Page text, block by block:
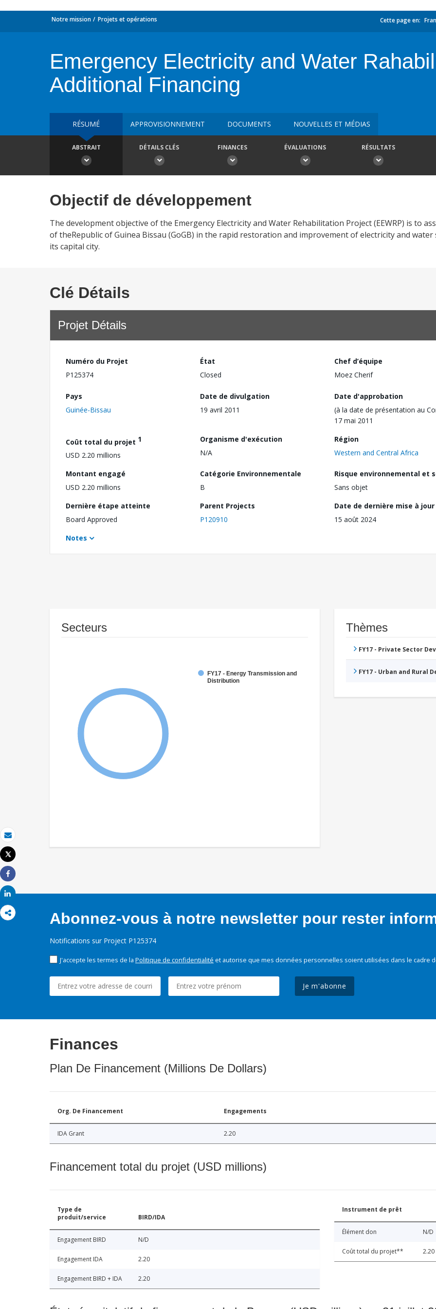
Email
Imprimer
Tweet
Share
Share
Notre mission Projets et opérations Cette page en:
Emergency Electricity and Water
Additional Financing
RÉSUMÉ APPROVISIONNEMENT DOCUMENTS NOUVELLES ET MÉDIAS
ABSTRAIT DÉTAILS CLÉS FINANCES ÉVALUATIONS RÉSULTATS
Objectif de développement
The development objective of the Emergency Electricity and Water Rehabilitation Project (EEWRP) is to
of theRepublic of Guinea Bissau (GoGB) in the rapid restoration and improvement of electricity and water
its capital city.
Clé Détails
Projet Détails
Numéro du Projet
P125374
État
Closed
Chef d’équipe
Moez Cherif
Pays
Guinée-Bissau
Date de divulgation
19 avril 2011
Date d'approbation
(à la date de présentation au
17 mai 2011
Coût total du projet 1
USD 2.20 millions
Organisme d'exécution
N/A
Région
Western and Central Africa
Montant engagé
USD 2.20 millions
Catégorie Environnementale
B
Risque environnemental et
Sans objet
Dernière étape atteinte
Board Approved
Parent Projects
P120910
Date de dernière mise à jour
15 août 2024
Notes
Secteurs
FY17 - Energy Transmission and
Distribution
Thèmes
FY17 - Private Sector
FY17 - Urban and Rural
Abonnez-vous à notre newsletter pour rester
Notifications sur Project P125374
J'accepte les termes de la Politique de confidentialité et autorise que mes données personnelles soient utilisées dans le cadre
Je m'abonne
Finances
Plan De Financement (Millions De Dollars)
Org. De Financement Engagements
IDA Grant 2.20
Financement total du projet (USD millions)
Type de
produit/service
BIRD/IDA
Engagement BIRD N/D
Engagement IDA 2.20
Engagement BIRD + IDA 2.20
Instrument de prêt
Élément don N/D
Coût total du projet** 2.20